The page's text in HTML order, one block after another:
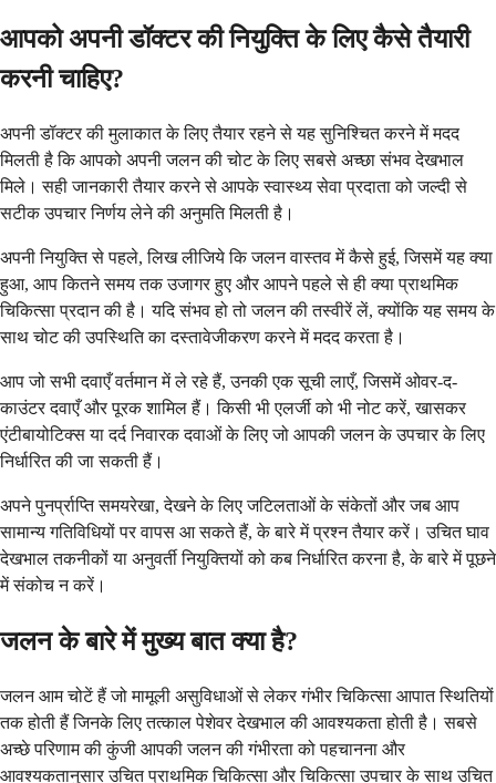
आपको अपनी डॉक्टर की नियुक्ति के लिए कैसे तैयारी
करनी चाहिए?
अपनी डॉक्टर की मुलाकात के लिए तैयार रहने से यह सुनिश्चित करने में मदद
मिलती है कि आपको अपनी जलन की चोट के लिए सबसे अच्छा संभव देखभाल
मिले। सही जानकारी तैयार करने से आपके स्वास्थ्य सेवा प्रदाता को जल्दी से
सटीक उपचार निर्णय लेने की अनुमति मिलती है।
अपनी नियुक्ति से पहले, लिख लीजिये कि जलन वास्तव में कैसे हुई, जिसमें यह क्या
हुआ, आप कितने समय तक उजागर हुए और आपने पहले से ही क्या प्राथमिक
चिकित्सा प्रदान की है। यदि संभव हो तो जलन की तस्वीरें लें, क्योंकि यह समय के
साथ चोट की उपस्थिति का दस्तावेजीकरण करने में मदद करता है।
आप जो सभी दवाएँ वर्तमान में ले रहे हैं, उनकी एक सूची लाएँ, जिसमें ओवर-द-
काउंटर दवाएँ और पूरक शामिल हैं। किसी भी एलर्जी को भी नोट करें, खासकर
एंटीबायोटिक्स या दर्द निवारक दवाओं के लिए जो आपकी जलन के उपचार के लिए
निर्धारित की जा सकती हैं।
अपने पुनर्प्राप्ति समयरेखा, देखने के लिए जटिलताओं के संकेतों और जब आप
सामान्य गतिविधियों पर वापस आ सकते हैं, के बारे में प्रश्न तैयार करें। उचित घाव
देखभाल तकनीकों या अनुवर्ती नियुक्तियों को कब निर्धारित करना है, के बारे में पूछने
में संकोच न करें।
जलन के बारे में मुख्य बात क्या है?
जलन आम चोटें हैं जो मामूली असुविधाओं से लेकर गंभीर चिकित्सा आपात स्थितियों
तक होती हैं जिनके लिए तत्काल पेशेवर देखभाल की आवश्यकता होती है। सबसे
अच्छे परिणाम की कुंजी आपकी जलन की गंभीरता को पहचानना और
आवश्यकतानुसार उचित प्राथमिक चिकित्सा और चिकित्सा उपचार के साथ उचित